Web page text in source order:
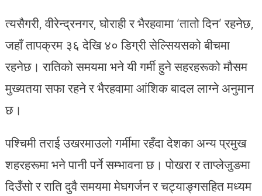
त्यसैगरी, वीरेन्द्रनगर, घोराही र भैरहवामा ‘तातो दिन’ रहनेछ,
जहाँ तापक्रम ३६ देखि ४० डिग्री सेल्सियसको बीचमा
रहनेछ। रातिको समयमा भने यी गर्मी हुने सहरहरूको मौसम
मुख्यतया सफा रहने र भैरहवामा आंशिक बादल लाग्ने अनुमान
छ।
पश्चिमी तराई उखरमाउलो गर्मीमा रहँदा देशका अन्य प्रमुख
शहरहरूमा भने पानी पर्ने सम्भावना छ। पोखरा र ताप्लेजुङमा
दिउँसो र राति दुवै समयमा मेघगर्जन र चट्याङ्गसहित मध्यम